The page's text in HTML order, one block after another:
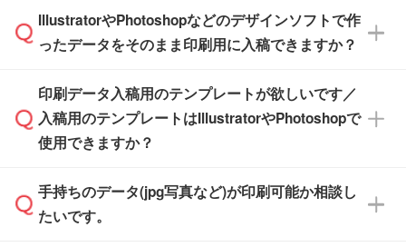
品が決まりましたらお早めのご発注をお願いい
たします。
※土日祝日を除く営業日換算です。
※沖縄・離島は追加日数がかかります。
※化粧箱から白箱への入れ替えや、オリジナル
箱の作成は原則承っておりません。
無料の「デザインシミュレーター」を使えば、
PCやスマホから簡単にデザインを作成できま
ザインソフトがなくても安心です。
また、「データ作成サービス
せいただければ、弊社にて無料でデザインデー
タを1点作成いたします。
IllustratorやPhotoshopなどのデザインソフトで作
ったデータをそのまま印刷用に入稿できますか？
IllustratorやPhotoshop、CLIP STUDIOなどのデ
ザインソフトでこだわりのデザインを作成した
い方は、完全データ入稿
積・ご注文フォームにアップロードしてご入稿
ください。
印刷データ入稿用のテンプレートが欲しいです／
入稿用のテンプレートはIllustratorやPhotoshopで
使用できますか？
一部商品は入稿用テンプレートのご用意があり
ます。各商品ページの『印刷方法・テンプレー
手持ちのデータ(jpg写真など)が印刷可能か相談し
たいです。